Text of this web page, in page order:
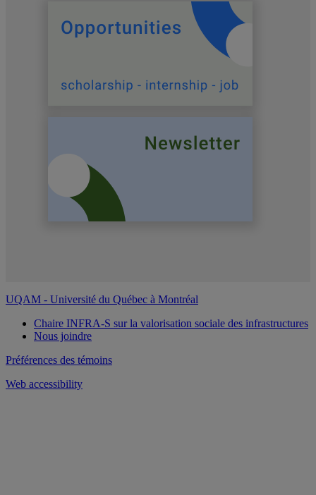
UQAM - Université du Québec à Montréal
Chaire INFRA-S sur la valorisation sociale des infrastructures
Nous joindre
Préférences des témoins
Web accessibility